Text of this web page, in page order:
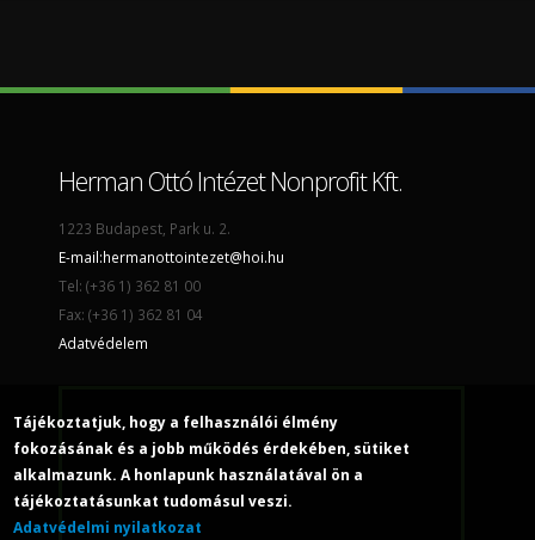
Herman Ottó Intézet Nonprofit Kft.
1223 Budapest, Park u. 2.
E-mail:hermanottointezet@hoi.hu
Tel: (+36 1) 362 81 00
Fax: (+36 1) 362 81 04
Adatvédelem
Tájékoztatjuk, hogy a felhasználói élmény
fokozásának és a jobb működés érdekében, sütiket
alkalmazunk. A honlapunk használatával ön a
tájékoztatásunkat tudomásul veszi.
Adatvédelmi nyilatkozat